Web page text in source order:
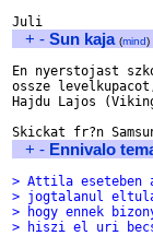
+ - Sun kaja (mind)
En nyerstojast
ossze
Hajdu Lajos
+ - Ennivalo
> Attila eseteben
> jogtalanul
> hogy ennek
> hiszi el uri